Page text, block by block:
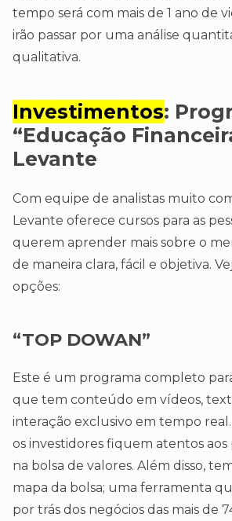
tempo será com mais de 1 ano de
irão passar por uma análise
qualitativa.
Investimentos:
“Educação
Levante
Com equipe de analistas muito
Levante oferece cursos para as
querem aprender mais sobre o
de maneira clara, fácil e objetiva.
opções:
“TOP DOWAN”
Este é um programa completo
que tem conteúdo em vídeos,
interação exclusivo em tempo real.
os investidores fiquem atentos aos
na bolsa de valores. Além disso,
mapa da bolsa; uma ferramenta
por trás dos negócios das mais de